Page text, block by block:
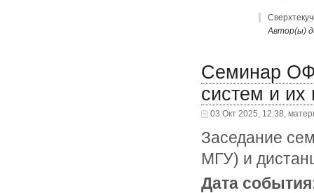
Автор(ы)
Семинар
систем и их
03 Окт 2025, 12:38,
Заседание
МГУ) и
Дата